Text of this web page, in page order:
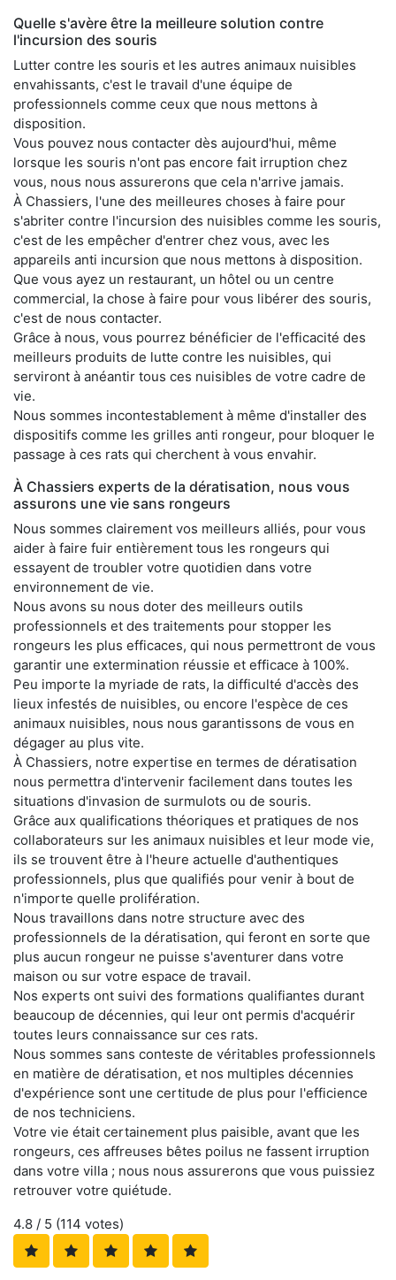
Quelle s'avère être la meilleure solution contre
l'incursion des souris
Lutter contre les souris et les autres animaux nuisibles
envahissants, c'est le travail d'une équipe de
professionnels comme ceux que nous mettons à
disposition.
Vous pouvez nous contacter dès aujourd'hui, même
lorsque les souris n'ont pas encore fait irruption chez
vous, nous nous assurerons que cela n'arrive jamais.
À Chassiers, l'une des meilleures choses à faire pour
s'abriter contre l'incursion des nuisibles comme les souris,
c'est de les empêcher d'entrer chez vous, avec les
appareils anti incursion que nous mettons à disposition.
Que vous ayez un restaurant, un hôtel ou un centre
commercial, la chose à faire pour vous libérer des souris,
c'est de nous contacter.
Grâce à nous, vous pourrez bénéficier de l'efficacité des
meilleurs produits de lutte contre les nuisibles, qui
serviront à anéantir tous ces nuisibles de votre cadre de
vie.
Nous sommes incontestablement à même d'installer des
dispositifs comme les grilles anti rongeur, pour bloquer le
passage à ces rats qui cherchent à vous envahir.
À Chassiers experts de la dératisation, nous vous
assurons une vie sans rongeurs
Nous sommes clairement vos meilleurs alliés, pour vous
aider à faire fuir entièrement tous les rongeurs qui
essayent de troubler votre quotidien dans votre
environnement de vie.
Nous avons su nous doter des meilleurs outils
professionnels et des traitements pour stopper les
rongeurs les plus efficaces, qui nous permettront de vous
garantir une extermination réussie et efficace à 100%.
Peu importe la myriade de rats, la difficulté d'accès des
lieux infestés de nuisibles, ou encore l'espèce de ces
animaux nuisibles, nous nous garantissons de vous en
dégager au plus vite.
À Chassiers, notre expertise en termes de dératisation
nous permettra d'intervenir facilement dans toutes les
situations d'invasion de surmulots ou de souris.
Grâce aux qualifications théoriques et pratiques de nos
collaborateurs sur les animaux nuisibles et leur mode vie,
ils se trouvent être à l'heure actuelle d'authentiques
professionnels, plus que qualifiés pour venir à bout de
n'importe quelle prolifération.
Nous travaillons dans notre structure avec des
professionnels de la dératisation, qui feront en sorte que
plus aucun rongeur ne puisse s'aventurer dans votre
maison ou sur votre espace de travail.
Nos experts ont suivi des formations qualifiantes durant
beaucoup de décennies, qui leur ont permis d'acquérir
toutes leurs connaissance sur ces rats.
Nous sommes sans conteste de véritables professionnels
en matière de dératisation, et nos multiples décennies
d'expérience sont une certitude de plus pour l'efficience
de nos techniciens.
Votre vie était certainement plus paisible, avant que les
rongeurs, ces affreuses bêtes poilus ne fassent irruption
dans votre villa ; nous nous assurerons que vous puissiez
retrouver votre quiétude.
4.8 / 5 (114 votes)